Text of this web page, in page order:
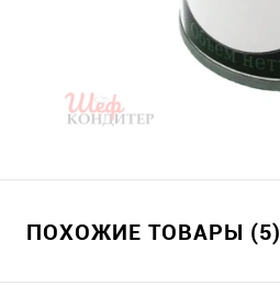
ПОХОЖИЕ ТОВАРЫ (5)